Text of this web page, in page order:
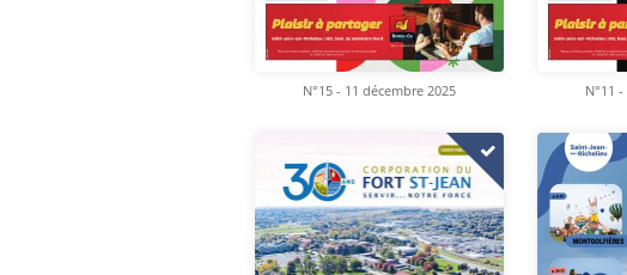
N°15 - 11 décembre 2025 N°11